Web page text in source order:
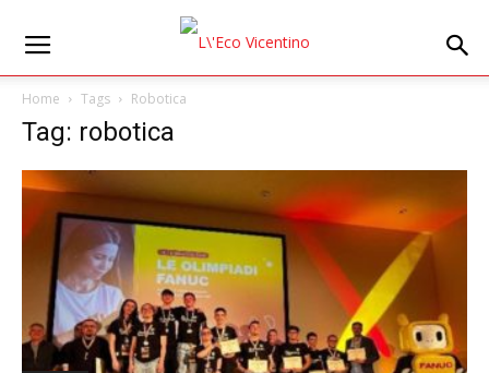
Home Tags Robotica
Tag: robotica